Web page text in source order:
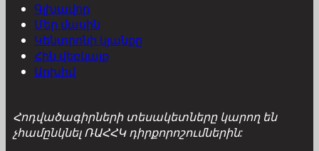
Գլխավոր
Մեր մասին
Կենտրոնի կյանքը
Հին վեբկայք
Արխիվ
Հոդվածագիրների տեսակետները կարող են
չհամընկնել ՌԱՀՀԿ դիրքորոշումներին: